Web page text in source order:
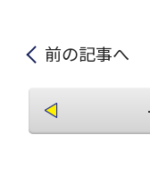
前の記事へ